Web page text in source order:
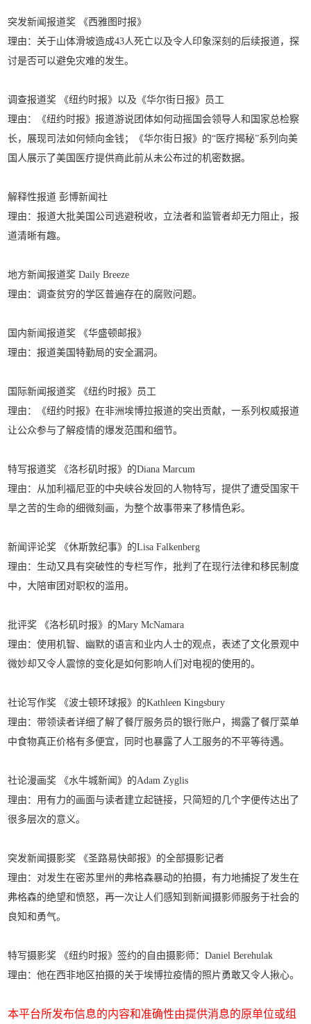
突发新闻报道奖 《西雅图时报》
理由：关于山体滑坡造成43人死亡以及令人印象深刻的后续报道，探
讨是否可以避免灾难的发生。
调查报道奖 《纽约时报》以及《华尔街日报》员工
理由：《纽约时报》报道游说团体如何动摇国会领导人和国家总检察
长，展现司法如何倾向金钱；《华尔街日报》的“医疗揭秘”系列向美
国人展示了美国医疗提供商此前从未公布过的机密数据。
解释性报道 彭博新闻社
理由：报道大批美国公司逃避税收，立法者和监管者却无力阻止，报
道清晰有趣。
地方新闻报道奖 Daily Breeze
理由：调查贫穷的学区普遍存在的腐败问题。
国内新闻报道奖 《华盛顿邮报》
理由：报道美国特勤局的安全漏洞。
国际新闻报道奖 《纽约时报》员工
理由：《纽约时报》在非洲埃博拉报道的突出贡献，一系列权威报道
让公众参与了解疫情的爆发范围和细节。
特写报道奖 《洛杉矶时报》的Diana Marcum
理由：从加利福尼亚的中央峡谷发回的人物特写，提供了遭受国家干
旱之苦的生命的细微刻画，为整个故事带来了移情色彩。
新闻评论奖 《休斯敦纪事》的Lisa Falkenberg
理由：生动又具有突破性的专栏写作，批判了在现行法律和移民制度
中，大陪审团对职权的滥用。
批评奖 《洛杉矶时报》的Mary McNamara
理由：使用机智、幽默的语言和业内人士的观点，表述了文化景观中
微妙却又令人震惊的变化是如何影响人们对电视的使用的。
社论写作奖 《波士顿环球报》的Kathleen Kingsbury
理由：带领读者详细了解了餐厅服务员的银行账户，揭露了餐厅菜单
中食物真正价格有多便宜，同时也暴露了人工服务的不平等待遇。
社论漫画奖 《水牛城新闻》的Adam Zyglis
理由：用有力的画面与读者建立起链接，只简短的几个字便传达出了
很多层次的意义。
突发新闻摄影奖 《圣路易快邮报》的全部摄影记者
理由：对发生在密苏里州的弗格森暴动的拍摄，有力地捕捉了发生在
弗格森的绝望和愤怒，再一次让人们感知到新闻摄影师服务于社会的
良知和勇气。
特写摄影奖 《纽约时报》签约的自由摄影师：Daniel Berehulak
理由：他在西非地区拍摄的关于埃博拉疫情的照片勇敢又令人揪心。
本平台所发布信息的内容和准确性由提供消息的原单位或组